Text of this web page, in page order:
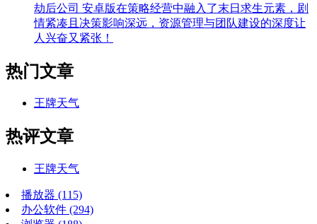
劫后公司 安卓版在策略经营中融入了末日求生元素，剧
情紧凑且决策影响深远，资源管理与团队建设的深度让
人兴奋又紧张！
热门文章
王牌天气
热评文章
王牌天气
播放器 (115)
办公软件 (294)